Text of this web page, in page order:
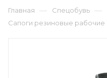
Главная — Спецобувь —
Сапоги резиновые рабочие